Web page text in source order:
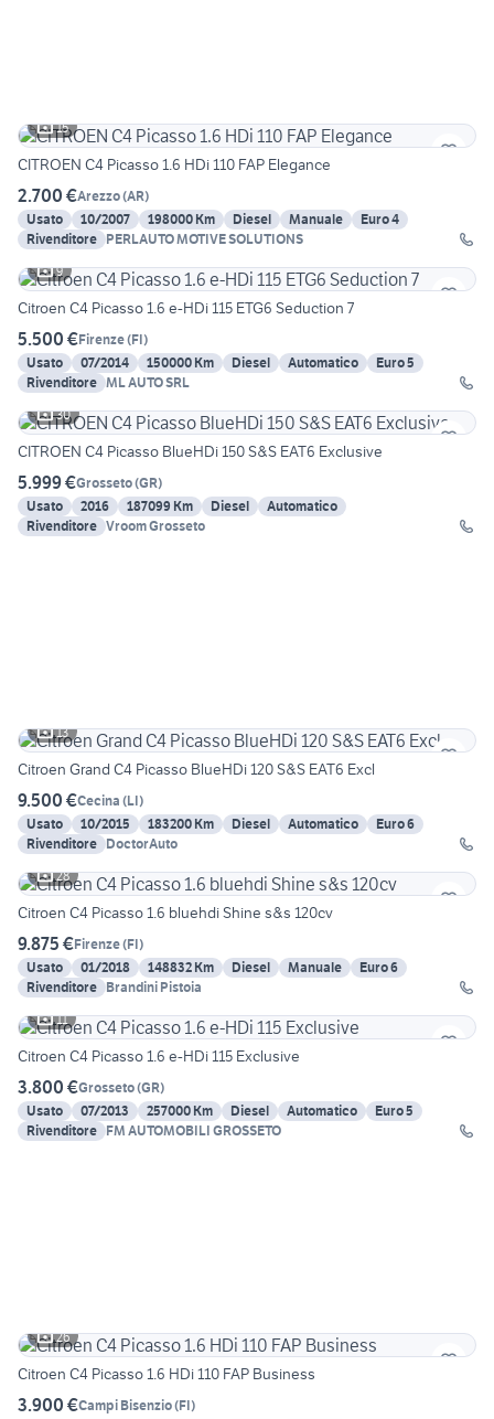
15
CITROEN C4 Picasso 1.6 HDi 110 FAP Elegance
2.700 €Arezzo(AR)
Usato
10/2007 198000 Km Diesel Manuale
Euro 4
Rivenditore PERLAUTO MOTIVE SOLUTIONS
9
Citroen C4 Picasso 1.6 e-HDi 115 ETG6 Seduction 7
5.500 €Firenze(FI)
Usato
07/2014 150000 Km Diesel Automatico
Euro 5
Rivenditore ML AUTO SRL
30
CITROEN C4 Picasso BlueHDi 150 S&S EAT6 Exclusive
5.999 €Grosseto(GR)
Usato
2016 187099 Km Diesel
Automatico
Rivenditore
Vroom Grosseto
13
Citroen Grand C4 Picasso BlueHDi 120 S&S EAT6 Excl
9.500 €Cecina (LI)
Usato
10/2015 183200 Km Diesel Automatico
Euro 6
Rivenditore DoctorAuto
28
Citroen C4 Picasso 1.6 bluehdi Shine s&s 120cv
9.875 €Firenze(FI)
Usato
01/2018 148832 Km Diesel Manuale
Euro 6
Rivenditore Brandini Pistoia
11
Citroen C4 Picasso 1.6 e-HDi 115 Exclusive
3.800 €Grosseto(GR)
Usato
07/2013 257000 Km Diesel Automatico
Euro 5
Rivenditore FM AUTOMOBILI GROSSETO
26
Citroen C4 Picasso 1.6 HDi 110 FAP Business
3.900 €Campi Bisenzio(FI)